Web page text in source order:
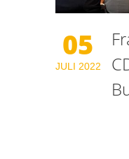
05
JULI 2022